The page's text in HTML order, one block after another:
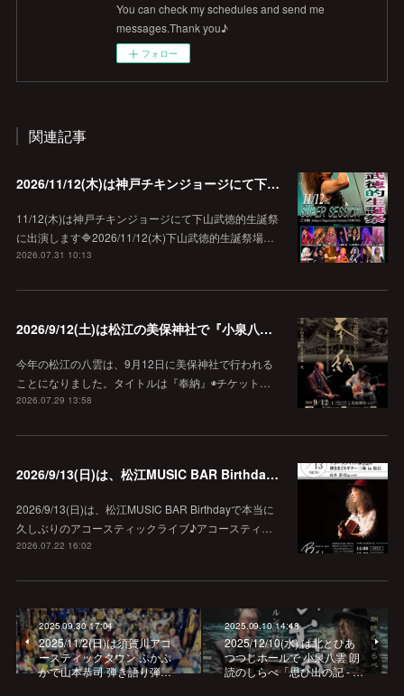
You can check my schedules and send me
messages.Thank you♪
フォロー
関連記事
2026/11/12(木)は神戸チキンジョージにて下山武徳的生誕祭に出演します♪
11/12(木)は神戸チキンジョージにて下山武徳的生誕祭
に出演します🔷2026/11/12(木)下山武徳的生誕祭場…
2026.07.31 10:13
2026/9/12(土)は松江の美保神社で『小泉八雲朗読のしらべ』
今年の松江の八雲は、9月12日に美保神社で行われる
ことになりました。タイトルは『奉納』◉チケット…
2026.07.29 13:58
2026/9/13(日)は、松江MUSIC BAR Birthdayでアコースティック弾き語り弾きまくりギター三昧♪
2026/9/13(日)は、松江MUSIC BAR Birthdayで本当に
久しぶりのアコースティックライブ♪アコースティ…
2026.07.22 16:02
2025.09.30 17:04
2025/11/2(日)は須賀川アコ
ースティックタウン ぷかぷ
かで山本恭司 弾き語り弾…
2025.09.10 14:48
2025/12/10(水) は北とぴあ
つつじホールで 小泉八雲 朗
読のしらべ「思ひ出の記 - …